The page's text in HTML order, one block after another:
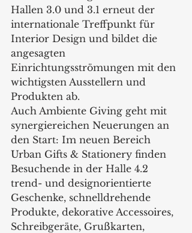
Hallen 3.0 und 3.1 erneut der
internationale Treffpunkt für
Interior Design und bildet die
angesagten
Einrichtungsströmungen mit den
wichtigsten Ausstellern und
Produkten ab.
Auch Ambiente Giving geht mit
synergiereichen Neuerungen an
den Start: Im neuen Bereich
Urban Gifts & Stationery finden
Besuchende in der Halle 4.2
trend- und designorientierte
Geschenke, schnelldrehende
Produkte, dekorative Accessoires,
Schreibgeräte, Grußkarten,